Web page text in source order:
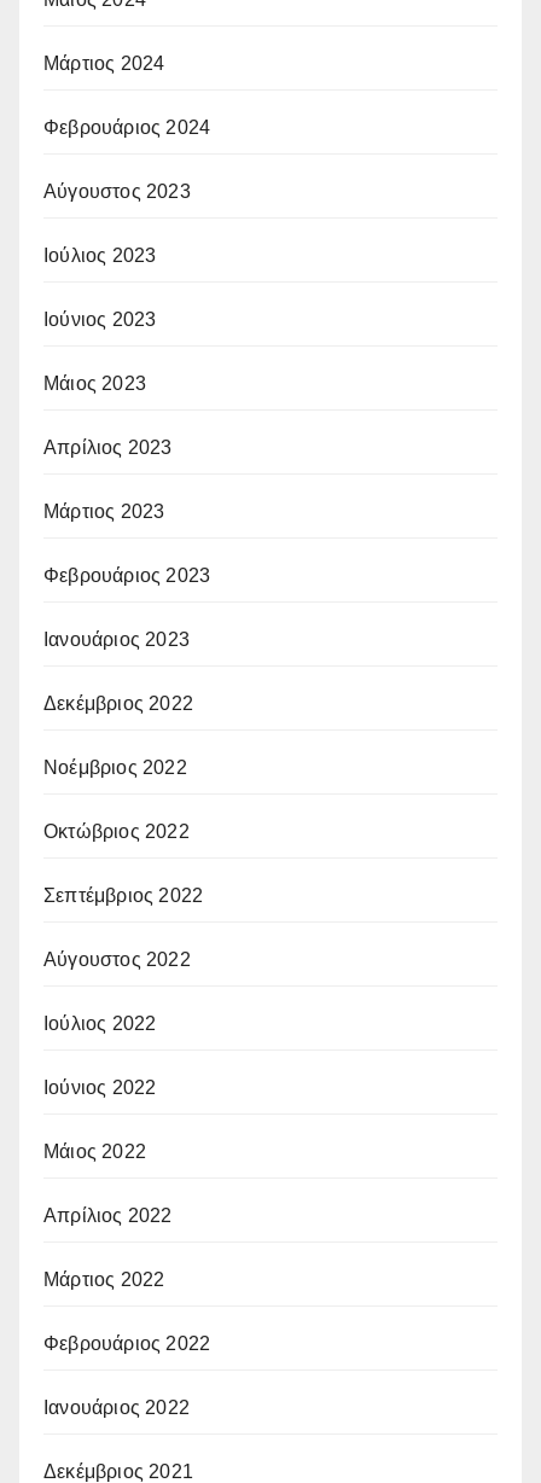
Μάρτιος 2024
Φεβρουάριος 2024
Αύγουστος 2023
Ιούλιος 2023
Ιούνιος 2023
Μάιος 2023
Απρίλιος 2023
Μάρτιος 2023
Φεβρουάριος 2023
Ιανουάριος 2023
Δεκέμβριος 2022
Νοέμβριος 2022
Οκτώβριος 2022
Σεπτέμβριος 2022
Αύγουστος 2022
Ιούλιος 2022
Ιούνιος 2022
Μάιος 2022
Απρίλιος 2022
Μάρτιος 2022
Φεβρουάριος 2022
Ιανουάριος 2022
Δεκέμβριος 2021